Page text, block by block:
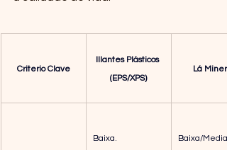
Criterio Clave
Illantes Plásticos
(EPS/XPS)
Lá
Baixa.
Baixa/